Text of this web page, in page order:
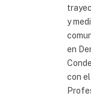
y
en
con